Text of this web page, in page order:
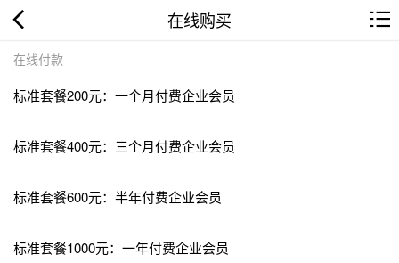
在线购买
在线付款
标准套餐200元：一个月付费企业会员
标准套餐400元：三个月付费企业会员
标准套餐600元：半年付费企业会员
标准套餐1000元：一年付费企业会员